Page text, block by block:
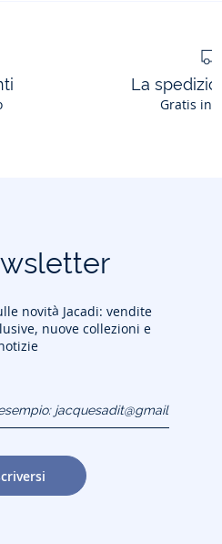
La
Gratis in
novità Jacadi: vendite
nuove collezioni e